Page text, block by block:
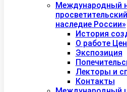
Международный
наследие России»
История
О работе
Экспозиция
Лекторы и
Контакты